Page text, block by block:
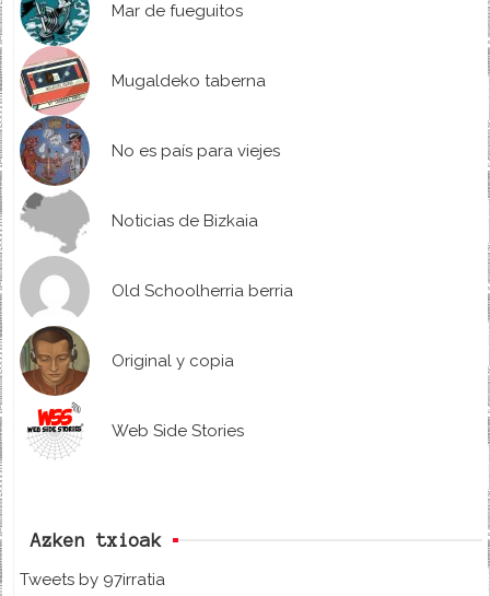
Mar de fueguitos
Mugaldeko taberna
No es país para viejes
Noticias de Bizkaia
Old Schoolherria berria
Original y copia
Web Side Stories
Azken txioak
Tweets by 97irratia